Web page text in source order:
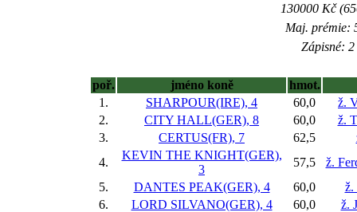
130000 Kč
Maj. prémie:
Zápisné:
poř. jméno koně
hmot.
1.
SHARPOUR(IRE), 4 60,0
ž.
2.
CITY HALL(GER), 8 60,0
ž.
3.
CERTUS(FR), 7 62,5
4.
KEVIN THE KNIGHT(GER),
3
57,5
ž.
5.
DANTES PEAK(GER), 4 60,0
ž.
6.
LORD SILVANO(GER), 4 60,0
ž.